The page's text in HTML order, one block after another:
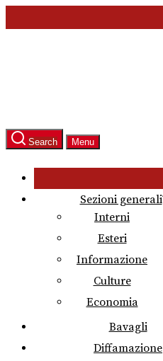
to
Search Menu
Sezioni generali
Interni
Esteri
Informazione
Culture
Economia
Bavagli
Diffamazione